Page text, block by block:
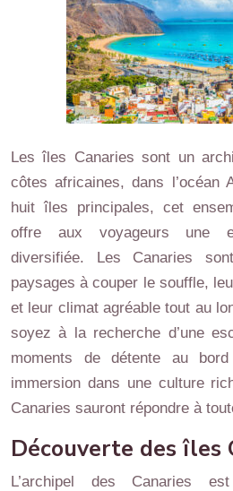
Les îles Canaries sont un
côtes africaines, dans l’océan
huit îles principales, cet
offre aux voyageurs une
diversifiée. Les Canaries
paysages à couper le souffle,
et leur climat agréable tout au
soyez à la recherche d’une
moments de détente au
immersion dans une culture
Canaries sauront répondre à
Découverte des îles
L’archipel des Canaries